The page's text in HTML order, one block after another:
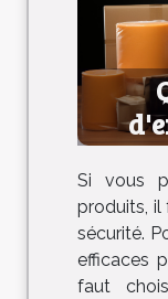
Si vous
produits, il
sécurité.
efficaces
faut